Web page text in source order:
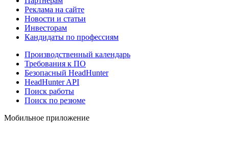
Реклама на сайте
Новости и статьи
Инвесторам
Кандидаты по профессиям
Производственный календарь
Требования к ПО
Безопасный HeadHunter
HeadHunter API
Поиск работы
Поиск по резюме
Мобильное приложение